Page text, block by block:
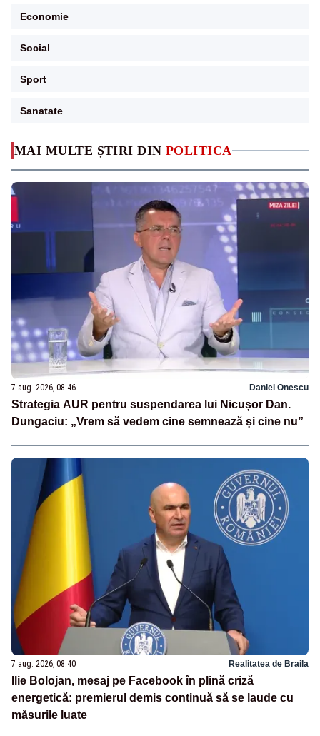
MAI MULTE ȘTIRI DIN POLITICA
7 aug. 2026, 08:46 Daniel Onescu
Strategia AUR pentru suspendarea lui Nicușor Dan.
Dungaciu: „Vrem să vedem cine semnează și cine nu”
7 aug. 2026, 08:40 Realitatea de Braila
Ilie Bolojan, mesaj pe Facebook în plină criză
energetică: premierul demis continuă să se laude cu
măsurile luate
Economie
Social
Sport
Sanatate